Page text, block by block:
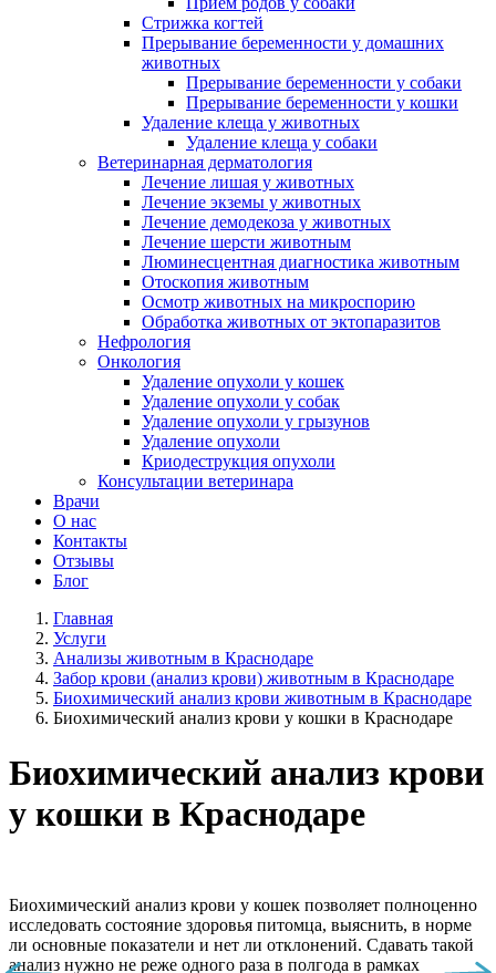
Стрижка когтей
Прерывание беременности у домашних
животных
Прерывание беременности у собаки
Прерывание беременности у кошки
Удаление клеща у животных
Удаление клеща у собаки
Ветеринарная дерматология
Лечение лишая у животных
Лечение экземы у животных
Лечение демодекоза у животных
Лечение шерсти животным
Люминесцентная диагностика животным
Отоскопия животным
Осмотр животных на микроспорию
Обработка животных от эктопаразитов
Нефрология
Онкология
Удаление опухоли у кошек
Удаление опухоли у собак
Удаление опухоли у грызунов
Удаление опухоли
Криодеструкция опухоли
Консультации ветеринара
Врачи
О нас
Контакты
Отзывы
Блог
Главная
Услуги
Анализы животным в Краснодаре
Забор крови (анализ крови) животным в Краснодаре
Биохимический анализ крови животным в Краснодаре
Биохимический анализ крови у кошки в Краснодаре
Биохимический анализ крови
у кошки в Краснодаре
Биохимический анализ крови у кошек позволяет полноценно
исследовать состояние здоровья питомца, выяснить, в норме
ли основные показатели и нет ли отклонений. Сдавать такой
анализ нужно не реже одного раза в полгода в рамках